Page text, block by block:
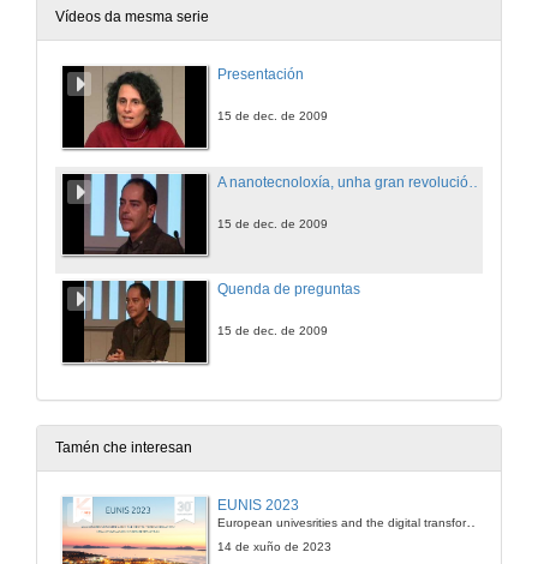
Vídeos da mesma serie
Presentación
15 de dec. de 2009
15 de dec. de 2009
Quenda de preguntas
15 de dec. de 2009
Tamén che interesan
EUNIS 2023
European univesrities and the digital transformation: challenges and opportunities ahead
14 de xuño de 2023